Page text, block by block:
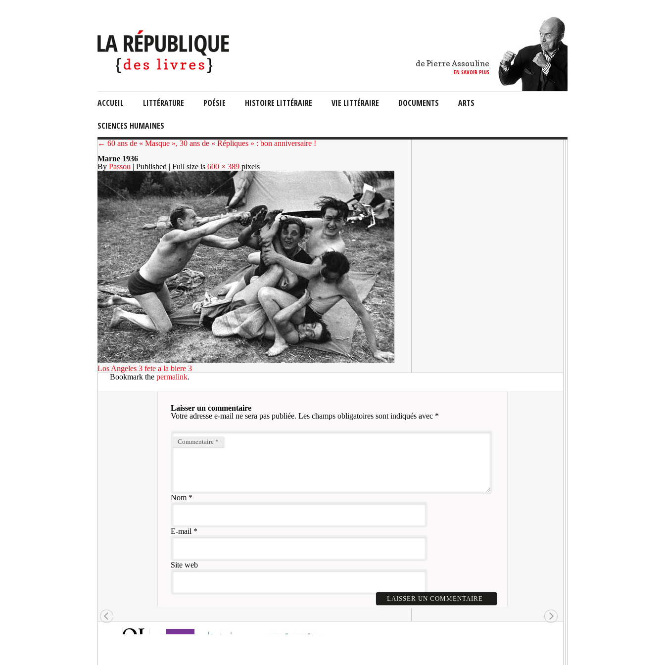
de Pierre Assouline
EN SAVOIR PLUS
ACCUEIL LITTÉRATURE POÉSIE HISTOIRE LITTÉRAIRE VIE LITTÉRAIRE DOCUMENTS ARTS
SCIENCES HUMAINES
← 60 ans de « Masque », 30 ans de « Répliques » : bon anniversaire !
Marne 1936
By Passou | Published | Full size is 600 × 389 pixels
Los Angeles 3 fete a la biere 3
Bookmark the permalink.
Laisser un commentaire
Votre adresse e-mail ne sera pas publiée. Les champs obligatoires sont indiqués avec *
Commentaire *
Nom*
E-mail *
Site web